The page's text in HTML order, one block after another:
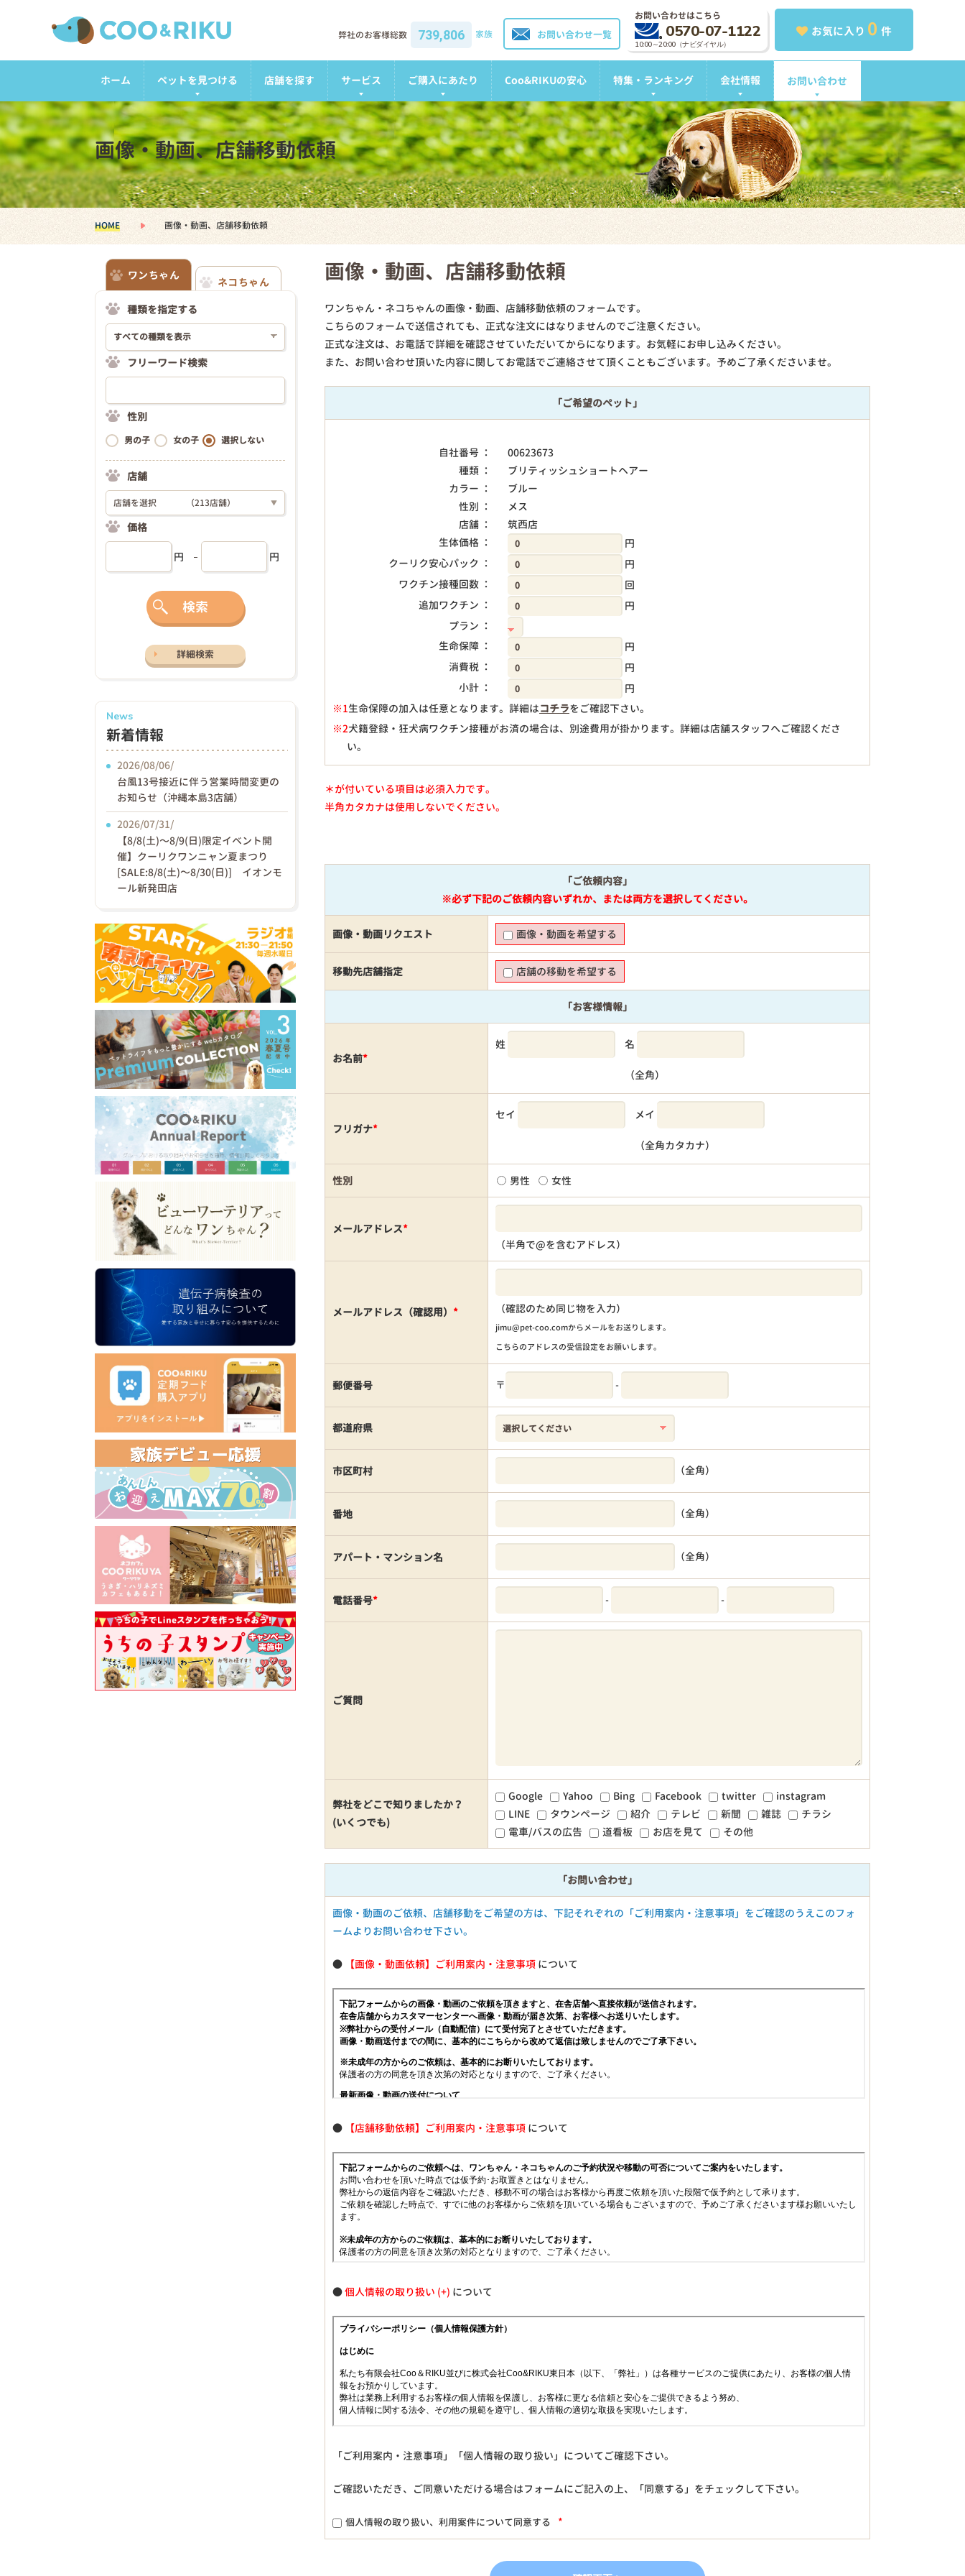
お気に入り 0 件
お問い合わせはこちら
0570-07-1122
10:00～20:00（ナビダイヤル）
お問い合わせ一覧
弊社のお客様総数 739,806 家族
ホーム ペットを見つける 店舗を探す サービス ご購入にあたり Coo&RIKUの安心 特集・ランキング 会社情報 お問い合わせ
画像・動画、店舗移動依頼
HOME 画像・動画、店舗移動依頼
画像・動画、店舗移動依頼
ワンちゃん・ネコちゃんの画像・動画、店舗移動依頼のフォームです。
こちらのフォームで送信されても、正式な注文にはなりませんのでご注意ください。
正式な注文は、お電話で詳細を確認させていただいてからになります。お気軽にお申し込みください。
また、お問い合わせ頂いた内容に関してお電話でご連絡させて頂くこともございます。予めご了承くださいませ。
「ご希望のペット」
自社番号 ：
00623673
種類 ：
ブリティッシュショートヘアー
カラー ：
ブルー
性別 ：
メス
店舗 ：
筑西店
生体価格 ：
円
クーリク安心パック ：
円
ワクチン接種回数 ：
回
追加ワクチン ：
円
プラン ：
生命保障 ：
円
消費税 ：
円
小計 ：
円
※1生命保障の加入は任意となります。詳細はコチラをご確認下さい。
※2犬籍登録・狂犬病ワクチン接種がお済の場合は、別途費用が掛かります。詳細は店舗スタッフへご確認くださ
い。
円
＊が付いている項目は必須入力です。
半角カタカナは使用しないでください。
「ご依頼内容」
※必ず下記のご依頼内容いずれか、または両方を選択してください。
画像・動画リクエスト 画像・動画を希望する
移動先店舗指定 店舗の移動を希望する
「お客様情報」
お名前*
姓 名
（全角）
フリガナ*
セイ メイ
（全角カタカナ）
性別 男性 女性
メールアドレス*
（半角で@を含むアドレス）
メールアドレス（確認用） * （確認のため同じ物を入力）
jimu@pet-coo.comからメールをお送りします。
こちらのアドレスの受信設定をお願いします。
郵便番号 〒 -
都道府県
市区町村 （全角）
番地 （全角）
アパート・マンション名 （全角）
電話番号* - -
ご質問
弊社をどこで知りましたか？
(いくつでも)
Google Yahoo Bing Facebook twitter
instagram
LINE
タウンページ 紹介 テレビ 新聞 雑誌
チラシ
電車/バスの広告
道看板 お店を見て その他
「お問い合わせ」
画像・動画のご依頼、店舗移動をご希望の方は、下記それぞれの「ご利用案内・注意事項」をご確認のうえこのフォ
ームよりお問い合わせ下さい。
● 【画像・動画依頼】ご利用案内・注意事項 について
● 【店舗移動依頼】ご利用案内・注意事項 について
●個人情報の取り扱い について
「ご利用案内・注意事項」「個人情報の取り扱い」についてご確認下さい。
ご確認いただき、ご同意いただける場合はフォームにご記入の上、「同意する」をチェックして下さい。
個人情報の取り扱い、利用案件について同意する *
ワンちゃん
ネコちゃん
種類を指定する
フリーワード検索
性別
男の子 女の子 選択しない
店舗
店舗を選択 （213店舗） ▼
価格
円 円
検索
詳細検索
News
新着情報
2026/08/06/
台風13号接近に伴う営業時間変更の
お知らせ（沖縄本島3店舗）
2026/07/31/
【8/8(土)〜8/9(日)限定イベント開
催】クーリクワンニャン夏まつり
[SALE:8/8(土)～8/30(日)] イオンモ
ール新発田店